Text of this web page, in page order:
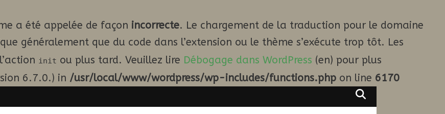
a été appelée de façon incorrecte. Le chargement de la traduction pour le domaine
généralement que du code dans l’extension ou le thème s’exécute trop tôt. Les
init ou plus tard. Veuillez lire Débogage dans WordPress (en) pour plus
6.7.0.) in /usr/local/www/wordpress/wp-includes/functions.php on line 6170